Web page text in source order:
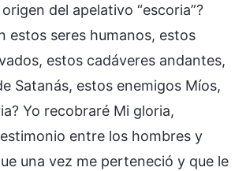
del apelativo “escoria”?
estos seres humanos, estos
estos cadáveres andantes,
Satanás, estos enemigos Míos,
Yo recobraré Mi gloria,
entre los hombres y
una vez me perteneció y que le